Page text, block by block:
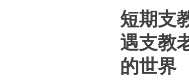
短期支
遇支教
的世界